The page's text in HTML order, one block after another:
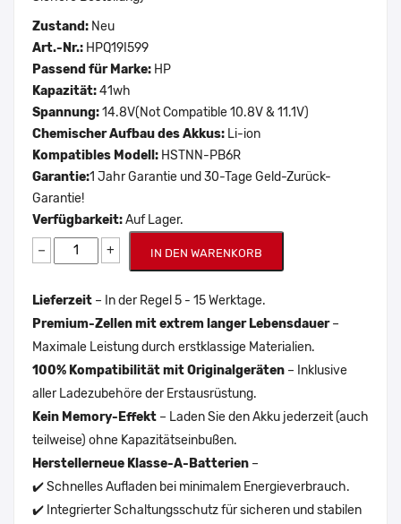
Zustand: Neu
Art.-Nr.: HPQ19I599
Passend für Marke: HP
Kapazität:41wh
Spannung:14.8V(Not Compatible 10.8V & 11.1V)
Chemischer Aufbau des Akkus: Li-ion
Kompatibles Modell: HSTNN-PB6R
Garantie:1 Jahr Garantie und 30-Tage Geld-Zurück-
Garantie!
Verfügbarkeit:Auf Lager.
− + IN DEN WARENKORB
Lieferzeit – In der Regel 5 - 15 Werktage.
Premium-Zellen mit extrem langer Lebensdauer–
Maximale Leistung durch erstklassige Materialien.
100% Kompatibilität mit Originalgeräten – Inklusive
aller Ladezubehöre der Erstausrüstung.
Kein Memory-Effekt – Laden Sie den Akku jederzeit (auch
teilweise) ohne Kapazitätseinbußen.
Herstellerneue Klasse-A-Batterien –
✔️ Schnelles Aufladen bei minimalem Energieverbrauch.
✔️ Integrierter Schaltungsschutz für sicheren und stabilen